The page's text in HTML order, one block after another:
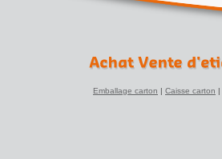
Emballage carton | Caisse carton |